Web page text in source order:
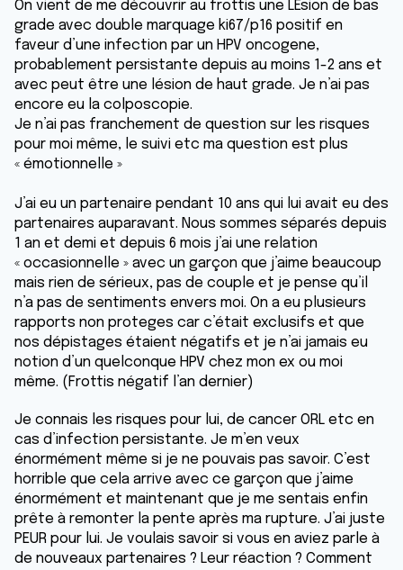
On vient de me découvrir au frottis une LEsion de bas
grade avec double marquage ki67/p16 positif en
faveur d’une infection par un HPV oncogene,
probablement persistante depuis au moins 1-2 ans et
avec peut être une lésion de haut grade. Je n’ai pas
encore eu la colposcopie.
Je n’ai pas franchement de question sur les risques
pour moi même, le suivi etc ma question est plus
« émotionnelle »
J’ai eu un partenaire pendant 10 ans qui lui avait eu des
partenaires auparavant. Nous sommes séparés depuis
1 an et demi et depuis 6 mois j’ai une relation
« occasionnelle » avec un garçon que j’aime beaucoup
mais rien de sérieux, pas de couple et je pense qu’il
n’a pas de sentiments envers moi. On a eu plusieurs
rapports non proteges car c’était exclusifs et que
nos dépistages étaient négatifs et je n’ai jamais eu
notion d’un quelconque HPV chez mon ex ou moi
même. (Frottis négatif l’an dernier)
Je connais les risques pour lui, de cancer ORL etc en
cas d’infection persistante. Je m’en veux
énormément même si je ne pouvais pas savoir. C’est
horrible que cela arrive avec ce garçon que j’aime
énormément et maintenant que je me sentais enfin
prête à remonter la pente après ma rupture. J’ai juste
PEUR pour lui. Je voulais savoir si vous en aviez parle à
de nouveaux partenaires ? Leur réaction ? Comment